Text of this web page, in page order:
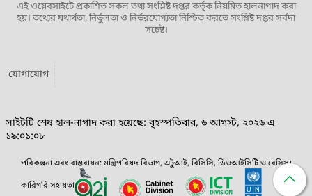
এই ওয়েবসাইটে প্রকাশিত সকল তথ্য সংশ্লিষ্ট দপ্তর কর্তৃক নিয়মিত হালনাগাদ করা
হয়। তথ্যের যথার্থতা, নির্ভুলতা ও নির্ভরযোগ্যতা নিশ্চিত করতে সংশ্লিষ্ট দপ্তর সর্বদা
সচেষ্ট।
যোগাযোগ
সাইটটি শেষ হাল-নাগাদ করা হয়েছে: বৃহস্পতিবার, ৬ আগস্ট, ২০২৬ এ
১৯:০১:০৮
পরিকল্পনা এবং বাস্তবায়ন: মন্ত্রিপরিষদ বিভাগ, এটুআই, বিসিসি, ডিওআইসিটি ও বেসিস।
কারিগরি সহায়তা